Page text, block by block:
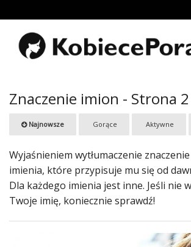
Uroda
Miłość
Rodzina
Dziecko
Przepisy
kulinarne
Kobiece
Znaczenie imion - Strona 2
Najnowsze Gorące Aktywne
Wyjaśnieniem wytłumaczenie
imienia, które przypisuje mu się od
Dla każdego imienia jest inne. Jeśli nie
Twoje imię, koniecznie sprawdź!